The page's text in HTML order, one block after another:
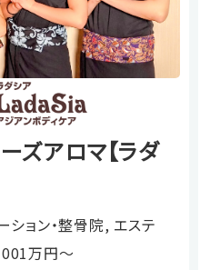
ズアロマ【ラダ
ション・整骨院, エステ
万円〜